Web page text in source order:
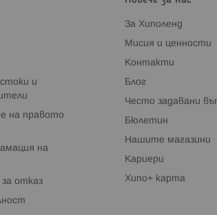
и
на правото
на
отказ
За Хиполенд
Мисия и ценности
Контакти
Блог
Често задавани
Бюлетин
Нашите магазини
Кариери
Хипо+ карта